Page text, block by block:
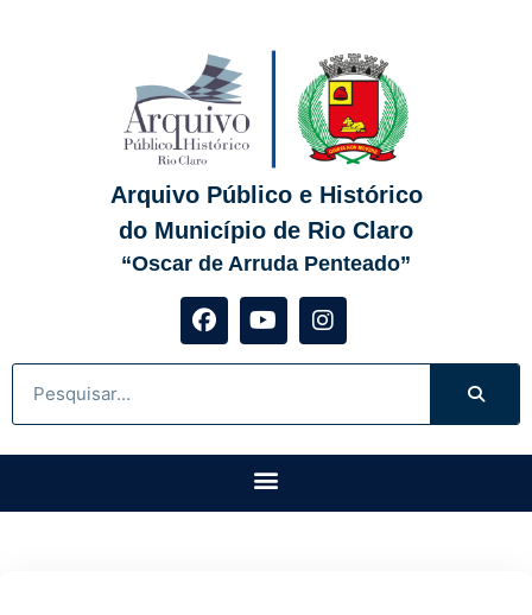
Arquivo Público e Histórico
do Município de Rio Claro
“Oscar de Arruda Penteado”